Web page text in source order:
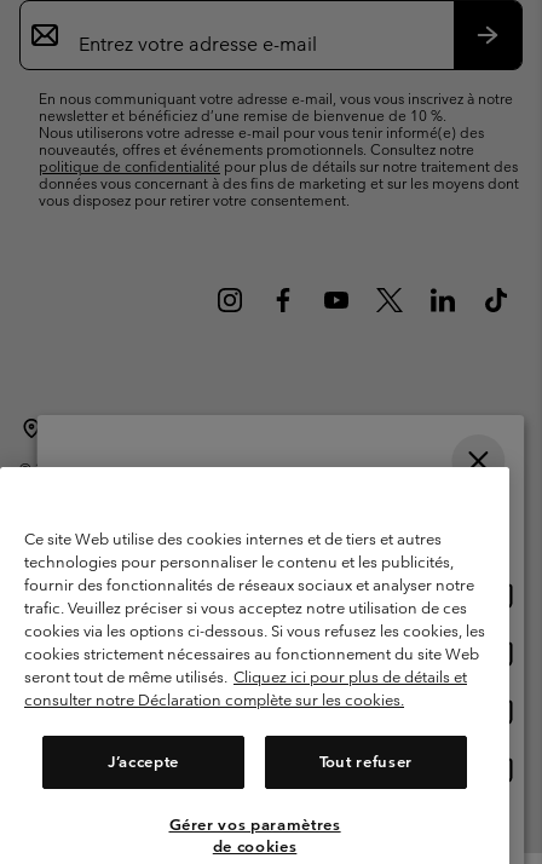
Inscription
par
e-
En nous communiquant votre adresse e-mail, vous vous inscrivez à notre
newsletter et bénéficiez d’une remise de bienvenue de 10 %.
Nous utiliserons votre adresse e-mail pour vous tenir informé(e) des
nouveautés, offres et événements promotionnels. Consultez notre
politique de confidentialité pour plus de détails sur notre traitement des
données vous concernant à des fins de marketing et sur les moyens dont
vous disposez pour retirer votre consentement.
©2026Columbia Sportswear International Sarl. Avenue des Morgines, 12
Garanties Légales
Politique de confidentialité
Conditions d'utilisation - Membres
Conditions D'utilisation - Contenu généré par l'utilisateur
Impressum
Cookies
Service client: Lun - sam de 9h à 13h et de 14h à 18h
Ce site Web utilise des cookies internes et de tiers et autres
technologies pour personnaliser le contenu et les publicités,
fournir des fonctionnalités de réseaux sociaux et analyser notre
trafic. Veuillez préciser si vous acceptez notre utilisation de ces
cookies via les options ci-dessous. Si vous refusez les cookies, les
cookies strictement nécessaires au fonctionnement du site Web
seront tout de même utilisés. Cliquez ici pour plus de détails et
consulter notre Déclaration complète sur les cookies.
J’accepte Tout refuser
Gérer vos paramètres
de cookies
Achats en ligne disponibles
United States
ligne
Belgium-English
ligne
Belgium-Français
ligne
Belgium-Dutch
Voir Tous Les Pays